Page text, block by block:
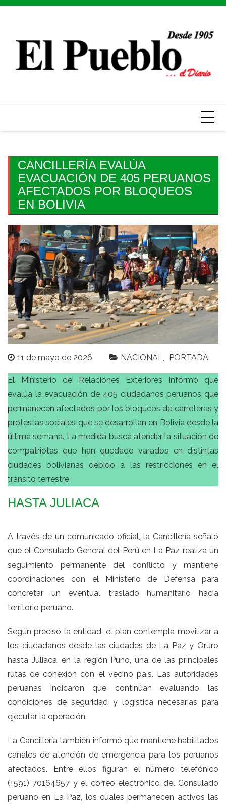
Skip
CANCILLERÍA EVALÚA
EVACUACIÓN DE 405 PERUANOS
AFECTADOS POR BLOQUEOS
EN BOLIVIA
11 de mayo de 2026 NACIONAL PORTADA
El Ministerio de Relaciones Exteriores informó que
evalúa la evacuación de 405 ciudadanos peruanos que
permanecen afectados por los bloqueos de carreteras y
protestas sociales que se desarrollan en Bolivia desde la
última semana. La medida busca atender la situación de
compatriotas que han quedado varados en distintas
ciudades bolivianas debido a las restricciones en el
tránsito terrestre.
HASTA JULIACA
A través de un comunicado oficial, la Cancillería señaló
que el Consulado General del Perú en La Paz realiza un
seguimiento permanente del conflicto y mantiene
coordinaciones con el Ministerio de Defensa para
concretar un eventual traslado humanitario hacia
territorio peruano.
Según precisó la entidad, el plan contempla movilizar a
los ciudadanos desde las ciudades de La Paz y Oruro
hasta Juliaca, en la región Puno, una de las principales
rutas de conexión con el vecino país. Las autoridades
peruanas indicaron que continúan evaluando las
condiciones de seguridad y logística necesarias para
ejecutar la operación.
La Cancillería también informó que mantiene habilitados
canales de atención de emergencia para los peruanos
afectados. Entre ellos figuran el número telefónico
(+591) 70164657 y el correo electrónico del Consulado
peruano en La Paz, los cuales permanecen activos las